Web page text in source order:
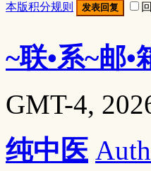
本版积分规则 发表回复
~联•系~邮•
GMT-4,
纯中医